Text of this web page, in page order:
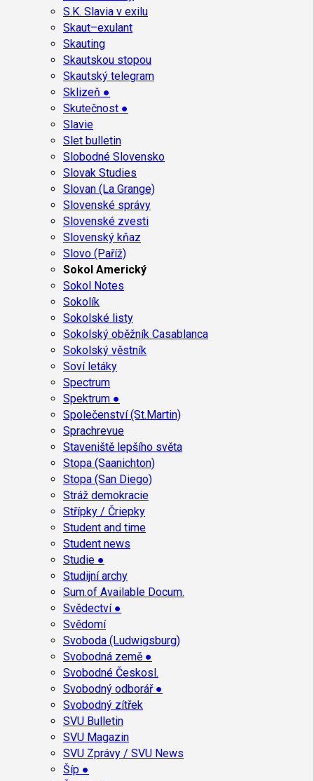
S.K. Slavia v exilu
Skaut–exulant
Skauting
Skautskou stopou
Skautský telegram
Sklizeň ●
Skutečnost ●
Slavie
Slet bulletin
Slobodné Slovensko
Slovak Studies
Slovan (La Grange)
Slovenské správy
Slovenské zvesti
Slovenský kňaz
Slovo (Paříž)
Sokol Americký
Sokol Notes
Sokolík
Sokolské listy
Sokolský oběžník Casablanca
Sokolský věstník
Soví letáky
Spectrum
Spektrum ●
Společenství (St.Martin)
Sprachrevue
Staveniště lepšího světa
Stopa (Saanichton)
Stopa (San Diego)
Stráž demokracie
Střípky / Čriepky
Student and time
Student news
Studie ●
Studijní archy
Sum.of Available Docum.
Svědectví ●
Svědomí
Svoboda (Ludwigsburg)
Svobodná země ●
Svobodné Českosl.
Svobodný odborář ●
Svobodný zítřek
SVU Bulletin
SVU Magazin
SVU Zprávy / SVU News
Šíp ●